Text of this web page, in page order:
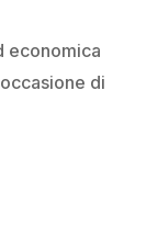
economica
di